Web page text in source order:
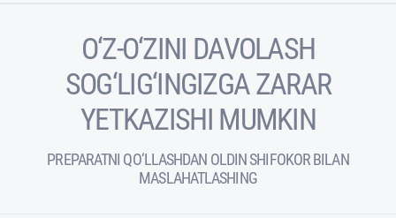
O‘Z-O‘ZINI DAVOLASH
SOG‘LIG‘INGIZGA ZARAR
YETKAZISHI MUMKIN
PREPARATNI QO‘LLASHDAN OLDIN SHIFOKOR BILAN
MASLAHATLASHING